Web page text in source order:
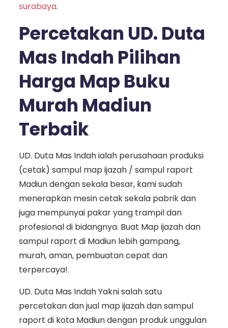
surabaya.
Percetakan UD. Duta
Mas Indah Pilihan
Harga Map Buku
Murah Madiun
Terbaik
UD. Duta Mas Indah ialah perusahaan produksi
(cetak) sampul map ijazah / sampul raport
Madiun dengan sekala besar, kami sudah
menerapkan mesin cetak sekala pabrik dan
juga mempunyai pakar yang trampil dan
profesional di bidangnya. Buat Map ijazah dan
sampul raport di Madiun lebih gampang,
murah, aman, pembuatan cepat dan
terpercaya!.
UD. Duta Mas Indah Yakni salah satu
percetakan dan jual map ijazah dan sampul
raport di kota Madiun dengan produk unggulan